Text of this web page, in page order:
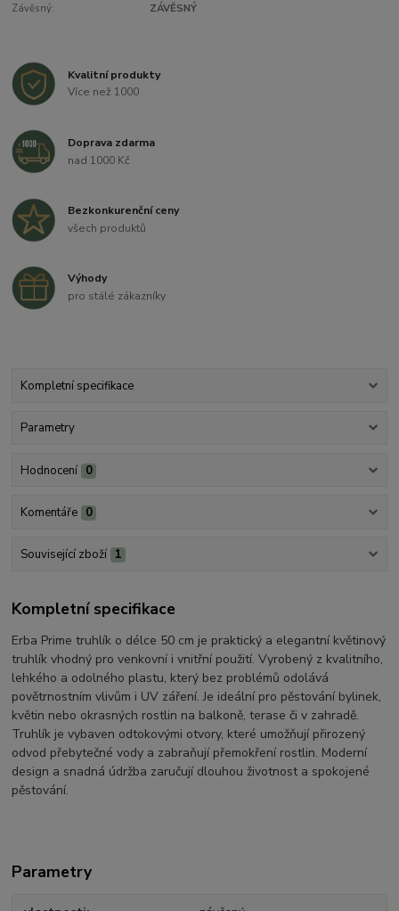
Závěsný:
ZÁVĚSNÝ
Kvalitní produkty
Více než 1000
Doprava zdarma
nad 1000 Kč
Bezkonkurenční ceny
všech produktů
Výhody
pro stálé zákazníky
Kompletní specifikace
Parametry
Hodnocení 0
Komentáře 0
Související zboží 1
Kompletní specifikace
Erba Prime truhlík o délce 50 cm je praktický a elegantní květinový
truhlík vhodný pro venkovní i vnitřní použití. Vyrobený z kvalitního,
lehkého a odolného plastu, který bez problémů odolává
povětrnostním vlivům i UV záření. Je ideální pro pěstování bylinek,
květin nebo okrasných rostlin na balkoně, terase či v zahradě.
Truhlík je vybaven odtokovými otvory, které umožňují přirozený
odvod přebytečné vody a zabraňují přemokření rostlin. Moderní
design a snadná údržba zaručují dlouhou životnost a spokojené
pěstování.
Parametry